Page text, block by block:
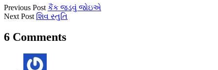
Previous Post કૈંક જડવું જોઇએ
Next Post શિવ સ્તુતિ
6 Comments